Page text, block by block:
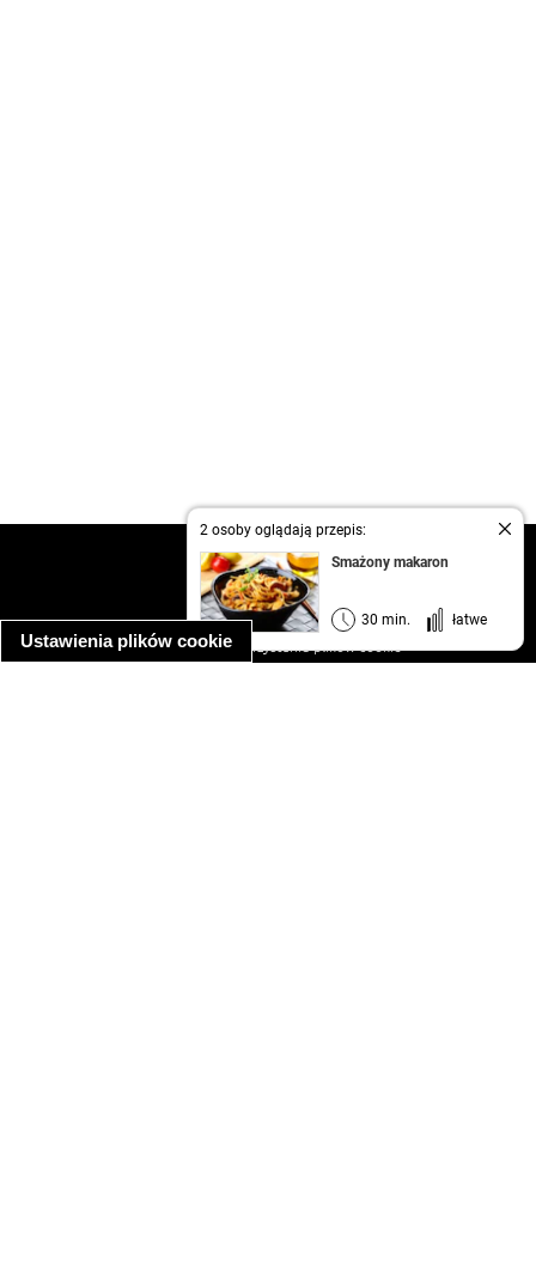
Ustawienia plików cookie
2 osoby oglądają przepis:
Smażony makaron
30 min. łatwe
kontakt
regulamin
informacja o prywatności
informacja o wykorzystaniu plików cookie